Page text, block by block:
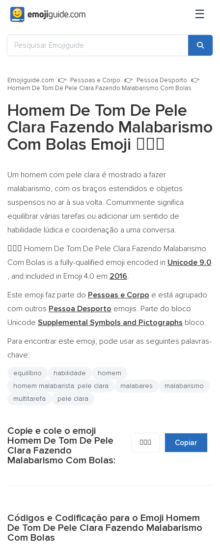
☰
Emojiguide.com Pessoas e Corpo
Pessoa Desporto
Homem De Tom De Pele Clara Fazendo Malabarismo Com Bolas
Homem De Tom De Pele
Clara Fazendo Malabarismo
Com Bolas Emoji 🤹🏻‍♂️
Um homem com pele clara é mostrado a fazer
malabarismo, com os braços estendidos e objetos
suspensos no ar à sua volta. Comummente significa
equilibrar várias tarefas ou adicionar um sentido de
habilidade lúdica e coordenação a uma conversa.
🤹🏻‍♂️ Homem De Tom De Pele Clara Fazendo Malabarismo
Com Bolas is a fully-qualified emoji encoded in Unicode 9.0
, and included in Emoji 4.0 em 2016.
Este emoji faz parte do Pessoas e Corpo e está agrupado
com outros Pessoa Desporto emojis. Parte do bloco
Unicode Supplemental Symbols and Pictographs bloco.
Para encontrar este emoji, pode usar as seguintes palavras-
chave:
equilíbrio habilidade
homem
homem malabarista: pele clara
malabares
malabarismo
multitarefa
pele clara
Copie e cole o emoji
Homem De Tom De Pele
Clara Fazendo
Malabarismo Com Bolas:
🤹🏻‍♂️ Copiar
Códigos e Codificação para o Emoji Homem
De Tom De Pele Clara Fazendo Malabarismo
Com Bolas